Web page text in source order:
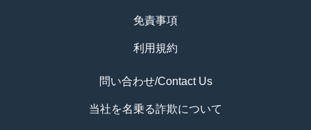
免責事項
利用規約
問い合わせ/Contact Us
当社を名乗る詐欺について